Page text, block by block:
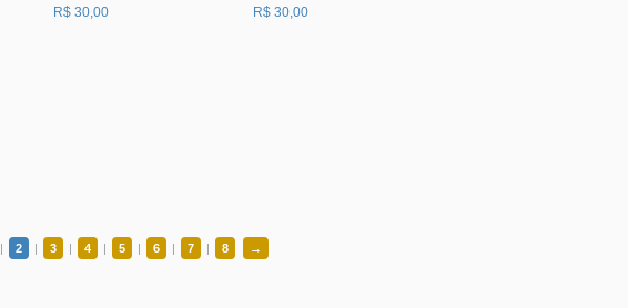
R$ 30,00 R$ 30,00
| 2 | 3 | 4 | 5 | 6 | 7 | 8 →